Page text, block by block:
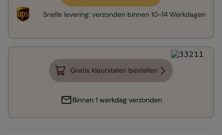
Snelle levering: verzonden binnen 10-14 Werkdagen
Gratis kleurstalen bestellen
Binnen 1 werkdag verzonden